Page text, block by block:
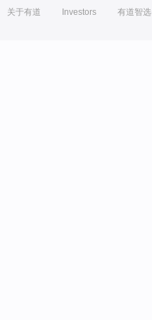
关于有道 Investors 有道智选